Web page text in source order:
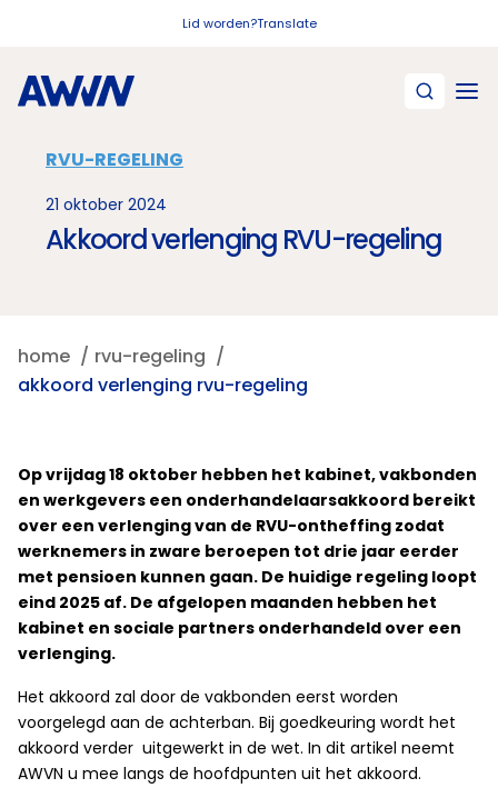
Lid worden?Translate
RVU-REGELING
21 oktober 2024
Akkoord verlenging RVU-regeling
home
rvu-regeling
akkoord verlenging rvu-regeling
Op vrijdag 18 oktober hebben het kabinet, vakbonden
en werkgevers een onderhandelaarsakkoord bereikt
over een verlenging van de RVU-ontheffing zodat
werknemers in zware beroepen tot drie jaar eerder
met pensioen kunnen gaan. De huidige regeling loopt
eind 2025 af. De afgelopen maanden hebben het
kabinet en sociale partners onderhandeld over een
verlenging.
Het akkoord zal door de vakbonden eerst worden
voorgelegd aan de achterban. Bij goedkeuring wordt het
akkoord verder uitgewerkt in de wet. In dit artikel neemt
AWVN u mee langs de hoofdpunten uit het akkoord.